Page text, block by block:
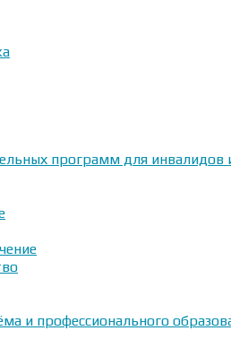
программ для
и профессионального